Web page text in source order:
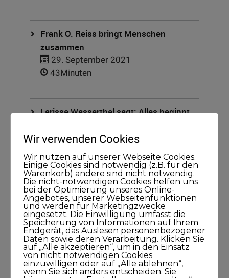
Frank O. Reiss bringt Menschen
zusammen
29. September 2021
43Minuten
Larissa Wasserthal sagt: Alles beginnt
15. April 2021
45Minuten
Kategorien
Blog
Wir verwenden Cookies
Wir nutzen auf unserer Webseite Cookies.
Einige Cookies sind notwendig (z.B. für den
Warenkorb) andere sind nicht notwendig.
Die nicht-notwendigen Cookies helfen uns
bei der Optimierung unseres Online-
Angebotes, unserer Webseitenfunktionen
und werden für Marketingzwecke
eingesetzt. Die Einwilligung umfasst die
Speicherung von Informationen auf Ihrem
Endgerät, das Auslesen personenbezogener
Daten sowie deren Verarbeitung. Klicken Sie
auf „Alle akzeptieren“, um in den Einsatz
von nicht notwendigen Cookies
einzuwilligen oder auf „Alle ablehnen“,
wenn Sie sich anders entscheiden. Sie